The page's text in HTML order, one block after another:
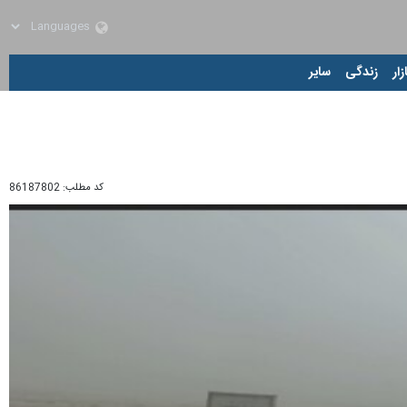
زندگی سایر
کد مطلب: 86187802